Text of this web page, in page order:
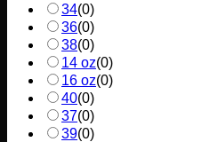
34(0)
36(0)
38(0)
14 oz(0)
16 oz(0)
40(0)
37(0)
39(0)